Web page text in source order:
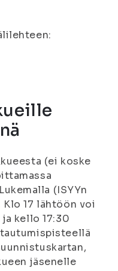
(ei koske
(ISYYn
17 lähtöön voi
kello 17:30
jäsenelle